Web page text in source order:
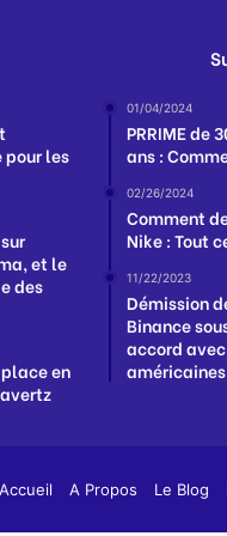
pour les
et le
des
en
01/04/2024
PRRIME de
ans :
02/26/2024
Comment
Nike : Tout
11/22/2023
Démission
Binance
accord
américaines
Accueil A Propos Le Blog